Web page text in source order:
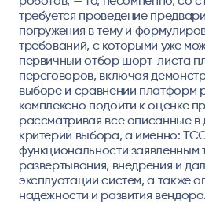
требуется проведение
погружения в тему и
требований, с которыми уже
первичный отбор шорт-листа
переговоров, включая
выборе и сравнении платформ
комплексно подойти к оценке
рассматривая все описанные в
критерии выбора, а именно:
функциональности заявленным
развертывания, внедрения и
эксплуатации систем, а также
надежности и развития вендора.